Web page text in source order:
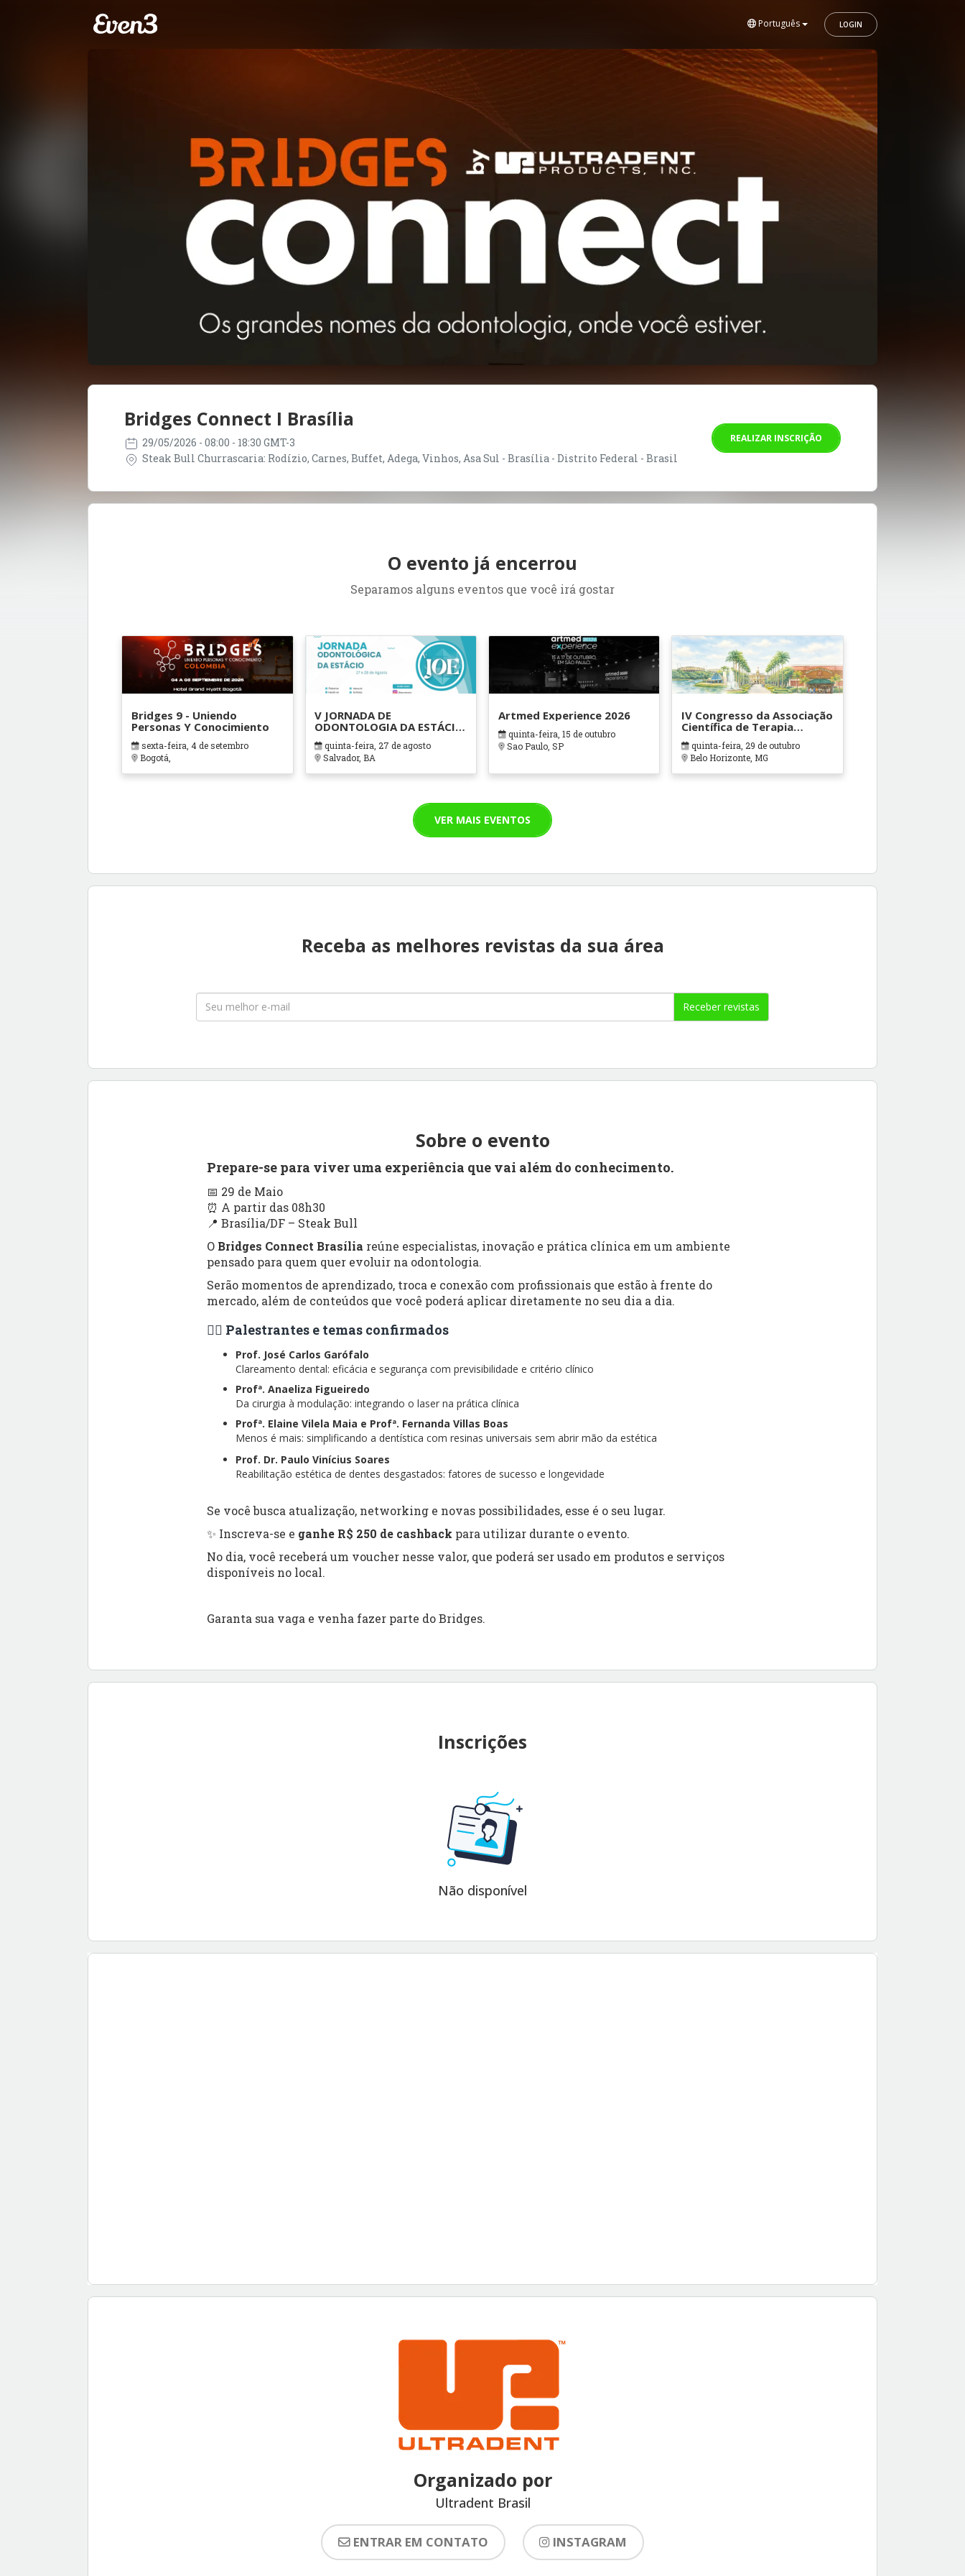
Português LOGIN
Bridges Connect I Brasília
29/05/2026 - 08:00 - 18:30 GMT-3
Steak Bull Churrascaria: Rodízio, Carnes, Buffet, Adega, Vinhos, Asa Sul - Brasília - Distrito Federal - Brasil
REALIZAR INSCRIÇÃO
O evento já encerrou
Separamos alguns eventos que você irá gostar
Bridges 9 - Uniendo
Personas Y Conocimiento
sexta-feira, 4 de setembro
Bogotá,
V JORNADA DE
ODONTOLOGIA DA ESTÁCIO
BAHIA
quinta-feira, 27 de agosto
Salvador, BA
Artmed Experience 2026
quinta-feira, 15 de outubro
Sao Paulo, SP
IV Congresso da Associação
Científica de Terapia
Ocupacional em Contextos
Hospitalares e Cuidados
Paliativos - ATOHOSP
quinta-feira, 29 de outubro
Belo Horizonte, MG
VER MAIS EVENTOS
Receba as melhores revistas da sua área
Receber revistas
Sobre o evento
Prepare-se para viver uma experiência que vai além do conhecimento.
📅 29 de Maio
⏰ A partir das 08h30
📍 Brasília/DF – Steak Bull
O Bridges Connect Brasília reúne especialistas, inovação e prática clínica em um ambiente
pensado para quem quer evoluir na odontologia.
Serão momentos de aprendizado, troca e conexão com profissionais que estão à frente do
mercado, além de conteúdos que você poderá aplicar diretamente no seu dia a dia.
👨‍⚕️ Palestrantes e temas confirmados
Prof. José Carlos Garófalo
Clareamento dental: eficácia e segurança com previsibilidade e critério clínico
Profª. Anaeliza Figueiredo
Da cirurgia à modulação: integrando o laser na prática clínica
Profª. Elaine Vilela Maia e Profª. Fernanda Villas Boas
Menos é mais: simplificando a dentística com resinas universais sem abrir mão da estética
Prof. Dr. Paulo Vinícius Soares
Reabilitação estética de dentes desgastados: fatores de sucesso e longevidade
Se você busca atualização, networking e novas possibilidades, esse é o seu lugar.
✨ Inscreva-se e ganhe R$ 250 de cashback para utilizar durante o evento.
No dia, você receberá um voucher nesse valor, que poderá ser usado em produtos e serviços
disponíveis no local.
Garanta sua vaga e venha fazer parte do Bridges.
Inscrições
Não disponível
Organizado por
Ultradent Brasil
ENTRAR EM CONTATO INSTAGRAM